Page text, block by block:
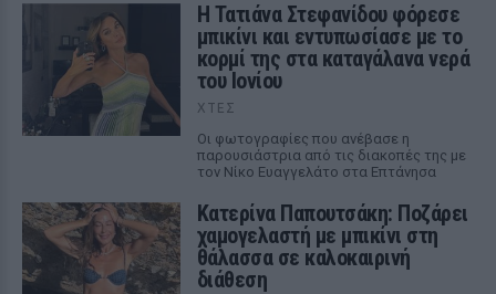
Η Τατιάνα Στεφανίδου φόρεσε
μπικίνι και εντυπωσίασε με το
κορμί της στα καταγάλανα νερά
του Ιονίου
ΧΤΕΣ
Οι φωτογραφίες που ανέβασε η
παρουσιάστρια από τις διακοπές της με
τον Νίκο Ευαγγελάτο στα Επτάνησα
Κατερίνα Παπουτσάκη: Ποζάρει
χαμογελαστή με μπικίνι στη
θάλασσα σε καλοκαιρινή
διάθεση